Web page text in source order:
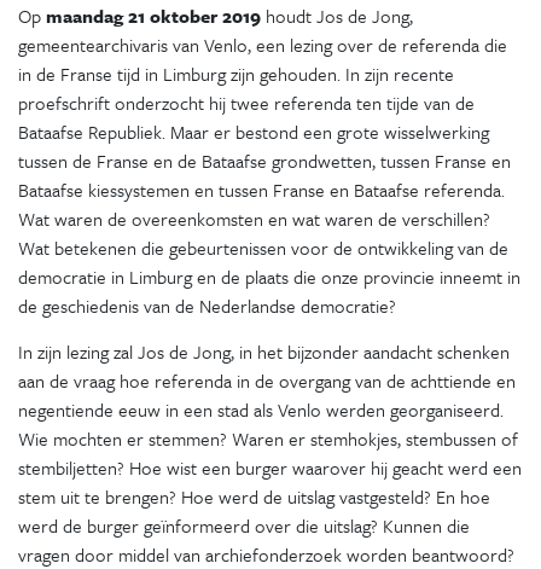
Opmaandag 21 oktober 2019 houdt Jos de Jong,
gemeentearchivaris van Venlo, een lezing over de referenda die
in de Franse tijd in Limburg zijn gehouden. In zijn recente
proefschrift onderzocht hij twee referenda ten tijde van de
Bataafse Republiek. Maar er bestond een grote wisselwerking
tussen de Franse en de Bataafse grondwetten, tussen Franse en
Bataafse kiessystemen en tussen Franse en Bataafse referenda.
Wat waren de overeenkomsten en wat waren de verschillen?
Wat betekenen die gebeurtenissen voor de ontwikkeling van de
democratie in Limburg en de plaats die onze provincie inneemt in
de geschiedenis van de Nederlandse democratie?
In zijn lezing zal Jos de Jong, in het bijzonder aandacht schenken
aan de vraag hoe referenda in de overgang van de achttiende en
negentiende eeuw in een stad als Venlo werden georganiseerd.
Wie mochten er stemmen? Waren er stemhokjes, stembussen of
stembiljetten? Hoe wist een burger waarover hij geacht werd een
stem uit te brengen? Hoe werd de uitslag vastgesteld? En hoe
werd de burger geïnformeerd over die uitslag? Kunnen die
vragen door middel van archiefonderzoek worden beantwoord?